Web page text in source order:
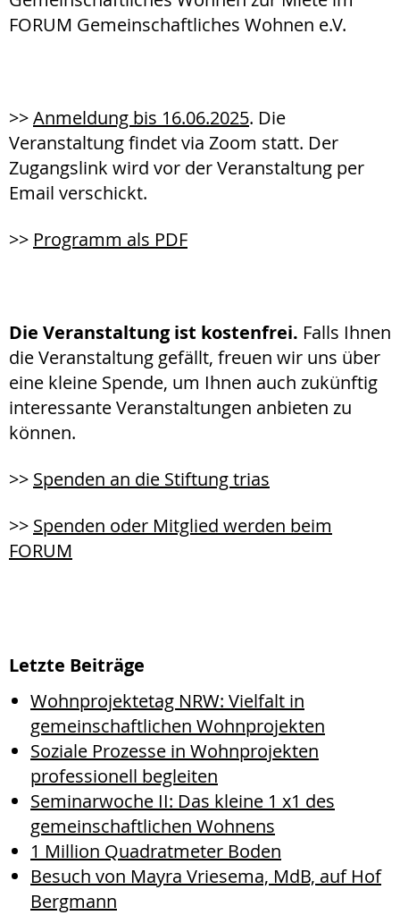
FORUM Gemeinschaftliches Wohnen e.V.
>>Anmeldung bis 16.06.2025. Die
Veranstaltung findet via Zoom statt. Der
Zugangslink wird vor der Veranstaltung per
Email verschickt.
>> Programm als PDF
Die Veranstaltung ist kostenfrei. Falls Ihnen
die Veranstaltung gefällt, freuen wir uns über
eine kleine Spende, um Ihnen auch zukünftig
interessante Veranstaltungen anbieten zu
können.
>> Spenden an die Stiftung trias
>> Spenden oder Mitglied werden beim
FORUM
Letzte Beiträge
Wohnprojektetag NRW: Vielfalt in
gemeinschaftlichen Wohnprojekten
Soziale Prozesse in Wohnprojekten
professionell begleiten
Seminarwoche II: Das kleine 1 x1 des
gemeinschaftlichen Wohnens
1 Million Quadratmeter Boden
Besuch von Mayra Vriesema, MdB, auf Hof
Bergmann